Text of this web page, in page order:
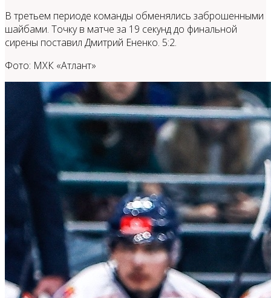
В третьем периоде команды обменялись заброшенными
шайбами. Точку в матче за 19 секунд до финальной
сирены поставил Дмитрий Ененко. 5:2.
Фото: МХК «Атлант»